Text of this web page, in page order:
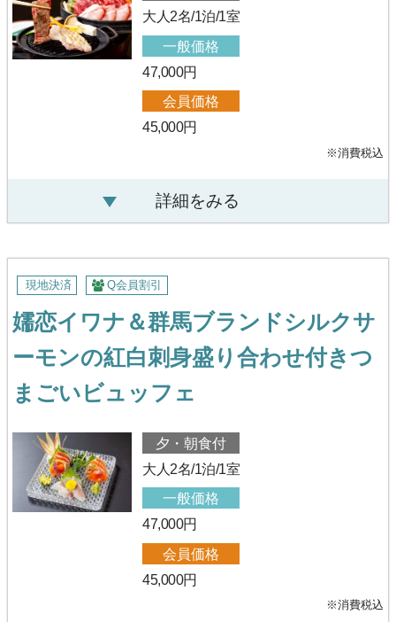
大人2名/1泊/1室
一般価格
47,000円
会員価格
45,000円
※消費税込
詳細をみる
現地決済 Q会員割引
嬬恋イワナ＆群馬ブランドシルクサ
ーモンの紅白刺身盛り合わせ付きつ
まごいビュッフェ
夕・朝食付
大人2名/1泊/1室
一般価格
47,000円
会員価格
45,000円
※消費税込